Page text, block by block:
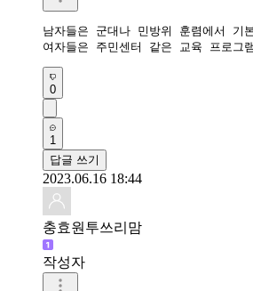
남자들은 군대나 민방위 훈렴에서 기
여자들은 주민센터 같은 교육 프로그
0
1
답글 쓰기
2023.06.16 18:44
충효원투쓰리맘
작성자